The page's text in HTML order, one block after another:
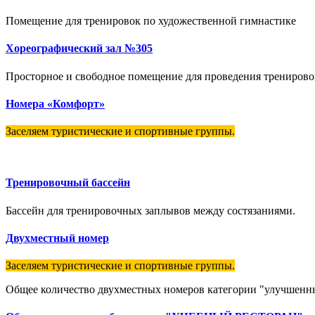
Помещение для тренировок по художественной гимнастике
Хореографический зал №305
Просторное и свободное помещение для проведения
Номера «Комфорт»
Заселяем туристические и спортивные группы.
Тренировочный бассейн
Бассейн для тренировочных заплывов между состязаниями.
Двухместный номер
Заселяем туристические и спортивные группы.
Общее количество двухместных номеров категории